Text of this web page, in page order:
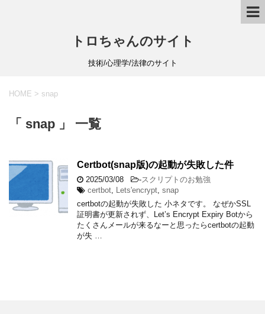
トロちゃんのサイト
技術/心理学/法律のサイト
HOME > snap
「 snap 」 一覧
Certbot(snap版)の起動が失敗した件
2025/03/08 -スクリプトのお勉強
certbot Lets'encrypt snap
certbotの起動が失敗した 小ネタです。 なぜかSSL
証明書が更新されず、Let’s Encrypt Expiry Botから
たくさんメールが来るなーと思ったらcertbotの起動
が失 …